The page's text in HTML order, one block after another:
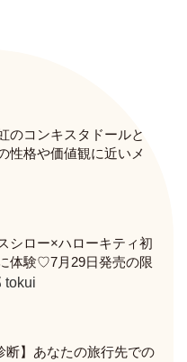
のコンキスタドールと
性格や価値観に近いメ
fasmeの新診断がスター
シロー×ハローキティ初
体験♡7月29日発売の限
ズをレポ！
tokui
断】あなたの旅行先での